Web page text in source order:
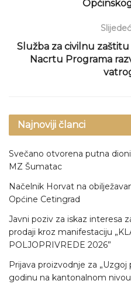
Služba za civilnu
Nacrtu Programa
Najnoviji članci
Svečano otvorena putna
MZ Šumatac
Načelnik Horvat na
Općine Cetingrad
Javni poziv za iskaz interesa
prodaji kroz manifestaciju
POLJOPRIVREDE 2026”
Prijava proizvodnje za „Uzgoj
godinu na kantonalnom nivou